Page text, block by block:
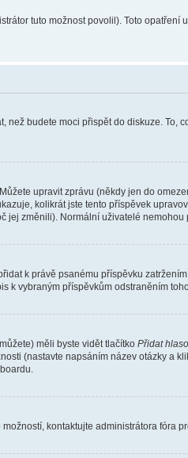
tuto možnost povolil). Toto opatření
budete moci přispět do diskuze. To,
upravit zprávu (někdy jen do
kolikrát jste tento příspěvek
změnili). Normální uživatelé
k právě psanému příspěvku
k vybraným příspěvkům odstraněním
měli byste vidět tlačítko Přidat
(nastavte napsáním název otázky a
kontaktujte administrátora fóra